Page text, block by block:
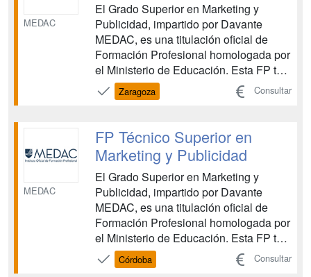
MEDAC
El Grado Superior en Marketing y
Publicidad, impartido por Davante
MEDAC, es una titulación oficial de
Formación Profesional homologada por
el Ministerio de Educación. Esta FP te
proporciona las competencias
necesarias para planificar, organizar y
como para dominar las herramientas
comunicativas y digitales esenc...
Zaragoza Consultar
MEDAC
FP Técnico Superior en
Marketing y Publicidad
El Grado Superior en Marketing y
Publicidad, impartido por Davante
MEDAC, es una titulación oficial de
Formación Profesional homologada por
el Ministerio de Educación. Esta FP te
proporciona las competencias
necesarias para planificar, organizar y
Córdoba Consultar